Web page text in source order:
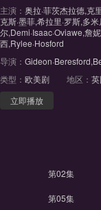
主演： 奥拉·菲茨杰拉德,克
克斯·墨菲,希拉里·罗斯,多
尔,Demi·Isaac·Oviawe,詹
西,Rylee·Hosford
导演：
类型： 欧美剧 地区：
立即播放
第02集
第05集